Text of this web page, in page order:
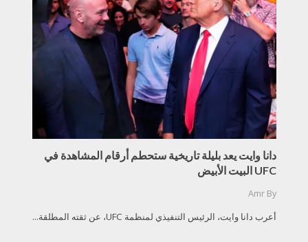
دانا وايت يعد بليلة تاريخية ستحطم أرقام المشاهدة في
UFC البيت الأبيض
By
Amr
أعرب دانا وايت، الرئيس التنفيذي لمنظمة UFC، عن ثقته المطلقة...